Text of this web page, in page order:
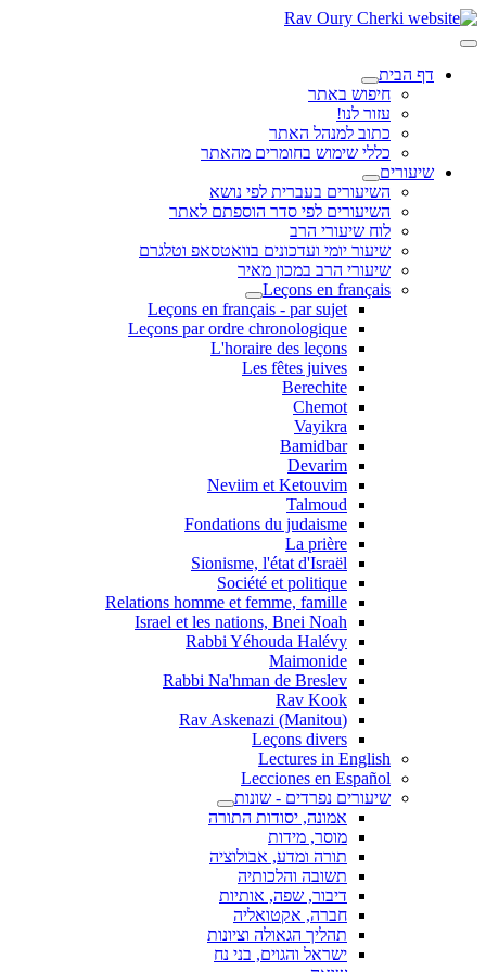
דף הבית
חיפוש באתר
עזור לנו!
כתוב למנהל האתר
כללי שימוש בחומרים מהאתר
שיעורים
השיעורים בעברית לפי נושא
השיעורים לפי סדר הוספתם לאתר
לוח שיעורי הרב
שיעור יומי ועדכונים בוואטסאפ וטלגרם
שיעורי הרב במכון מאיר
Leçons en français
Leçons en français - par sujet
Leçons par ordre chronologique
L'horaire des leçons
Les fêtes juives
Berechite
Chemot
Vayikra
Bamidbar
Devarim
Neviim et Ketouvim
Talmoud
Fondations du judaisme
La prière
Sionisme, l'état d'Israël
Société et politique
Relations homme et femme, famille
Israel et les nations, Bnei Noah
Rabbi Yéhouda Halévy
Maimonide
Rabbi Na'hman de Breslev
Rav Kook
(Rav Askenazi (Manitou
Leçons divers
Lectures in English
Lecciones en Español
שיעורים נפרדים - שונות
אמונה, יסודות התורה
מוסר, מידות
תורה ומדע, אבולוציה
תשובה והלכותיה
דיבור, שפה, אותיות
חברה, אקטואליה
תהליך הגאולה וציונות
ישראל והגוים, בני נח